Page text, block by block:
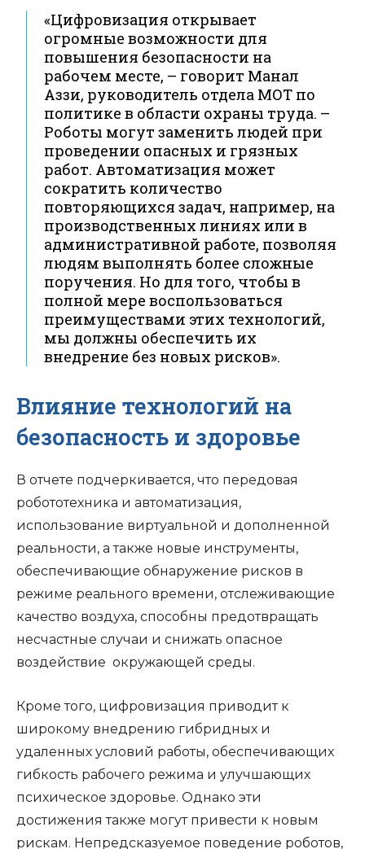
«Цифровизация открывает
огромные возможности для
повышения безопасности на
рабочем месте, – говорит Манал
Аззи, руководитель отдела МОТ по
политике в области охраны труда. –
Роботы могут заменить людей при
проведении опасных и грязных
работ. Автоматизация может
сократить количество
повторяющихся задач, например, на
производственных линиях или в
административной работе, позволяя
людям выполнять более сложные
поручения. Но для того, чтобы в
полной мере воспользоваться
преимуществами этих технологий,
мы должны обеспечить их
внедрение без новых рисков».
Влияние технологий на
безопасность и здоровье
В отчете подчеркивается, что передовая
робототехника и автоматизация,
использование виртуальной и дополненной
реальности, а также новые инструменты,
обеспечивающие обнаружение рисков в
режиме реального времени, отслеживающие
качество воздуха, способны предотвращать
несчастные случаи и снижать опасное
воздействие окружающей среды.
Кроме того, цифровизация приводит к
широкому внедрению гибридных и
удаленных условий работы, обеспечивающих
гибкость рабочего режима и улучшающих
психическое здоровье. Однако эти
достижения также могут привести к новым
рискам. Непредсказуемое поведение роботов,